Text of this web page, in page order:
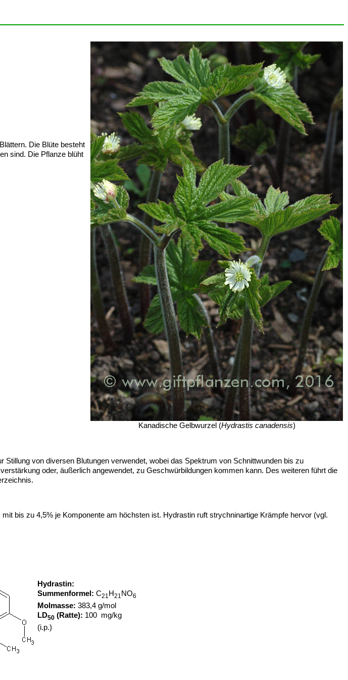
Die Blüte besteht
sind. Die Pflanze blüht
Kanadische Gelbwurzel (Hydrastis canadensis)
von diversen Blutungen verwendet, wobei das Spektrum von Schnittwunden bis zu
oder, äußerlich angewendet, zu Geschwürbildungen kommen kann. Des weiteren führt die
bis zu 4,5% je Komponente am höchsten ist. Hydrastin ruft strychninartige Krämpfe hervor (vgl.
Hydrastin:
Summenformel: C21 H21 NO6
Molmasse: 383,4 g/mol
LD50 (Ratte): 100 mg/kg
(i.p.)